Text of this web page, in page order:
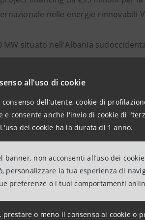
all'uso di cookie
dell’utente, cookie di
consente anche l'invio di cookie di
dei cookie ha la durata di 1 anno.
non acconsenti all’uso dei
personalizzare la tua esperienza di
preferenze o i tuoi comportamenti
o meno il consenso ai cookie o
nelle energie rinnovabili
MW situato nell'Albania
la transizione green promossa
solare prodotta e la
è stato organizzato dalla BERS
Sanpaolo e dell'IFC
Sanpaolo è l'unica banca
Payment Agent e Offshore